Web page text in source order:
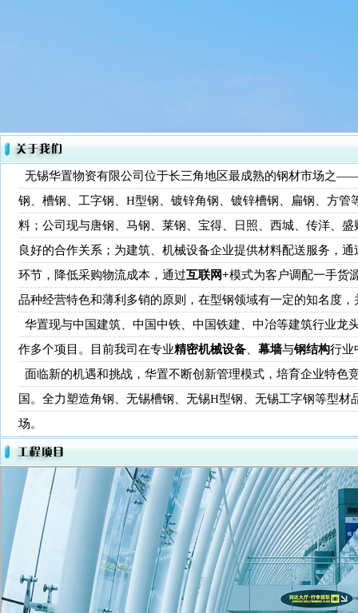
无锡华置物资有限公司位于长三角地区最成熟的钢材市场之
钢
槽钢、工字钢 H型钢 镀锌角钢 镀锌槽钢 扁钢、方管
料；公司现与唐钢、马钢、莱钢、宝得、日照、西城、传洋、
良好的合作关系；为建筑、机械设备企业提供材料配送服务，
环节，降低采购物流成本，通过互联网+模式为客户调配一手货
品种经营特色和薄利多销的原则，在型钢领域有一定的知名度
华置现与中国建筑、中国中铁、中国铁建、中冶等建筑行业龙
作多个项目。目前我司在专业精密机械设备 幕墙与钢结构行业
面临新的机遇和挑战，华置不断创新管理模式，培育企业特色
国。全力塑造角钢、无锡槽钢、无锡H型钢、无锡工字钢等型
场。